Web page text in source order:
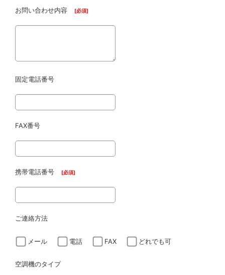
お問い合わせ内容 [必須]
固定電話番号
FAX番号
携帯電話番号 [必須]
ご連絡方法
メール 電話 FAX どれでも可
空調機のタイプ